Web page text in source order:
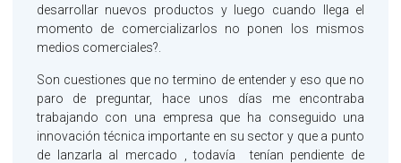
desarrollar nuevos productos y luego cuando llega el
momento de comercializarlos no ponen los mismos
medios comerciales?.
Son cuestiones que no termino de entender y eso que no
paro de preguntar, hace unos días me encontraba
trabajando con una empresa que ha conseguido una
innovación técnica importante en su sector y que a punto
de lanzarla al mercado , todavía tenían pendiente de